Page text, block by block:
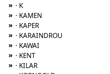
» · K
» · KAMEN
» · KAPER
» · KARAINDROU
» · KAWAI
» · KENT
» · KILAR